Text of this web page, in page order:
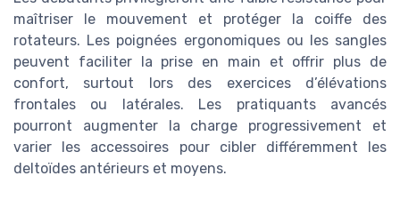
maîtriser le mouvement et protéger la coiffe des
rotateurs. Les poignées ergonomiques ou les sangles
peuvent faciliter la prise en main et offrir plus de
confort, surtout lors des exercices d’élévations
frontales ou latérales. Les pratiquants avancés
pourront augmenter la charge progressivement et
varier les accessoires pour cibler différemment les
deltoïdes antérieurs et moyens.